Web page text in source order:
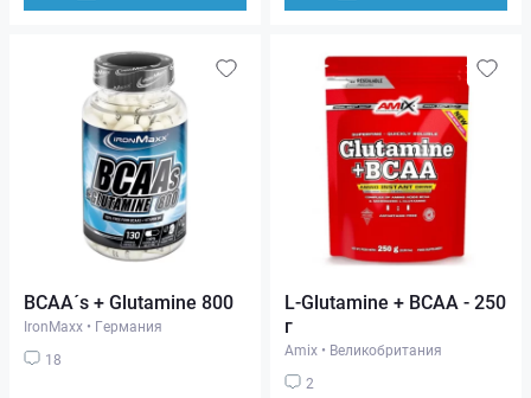
BCAA´s + Glutamine 800
IronMaxx • Германия
18
L-Glutamine + BCAA - 250
г
Amix • Великобритания
2